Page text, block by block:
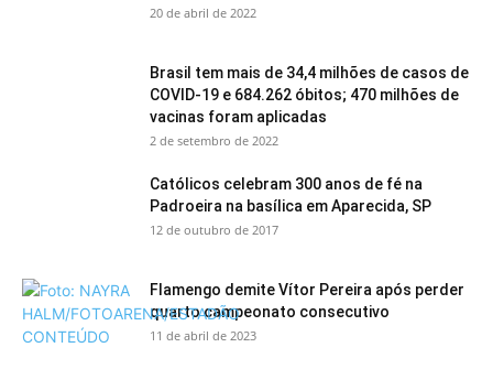
20 de abril de 2022
Brasil tem mais de 34,4 milhões de casos de
COVID-19 e 684.262 óbitos; 470 milhões de
vacinas foram aplicadas
2 de setembro de 2022
Católicos celebram 300 anos de fé na
Padroeira na basílica em Aparecida, SP
12 de outubro de 2017
Flamengo demite Vítor Pereira após perder
quarto campeonato consecutivo
11 de abril de 2023